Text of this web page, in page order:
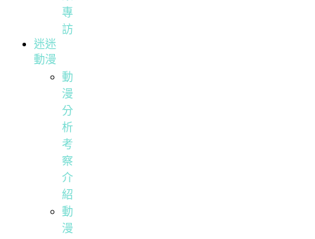
專
訪
迷迷
動漫
動
漫
分
析
考
察
介
紹
動
漫